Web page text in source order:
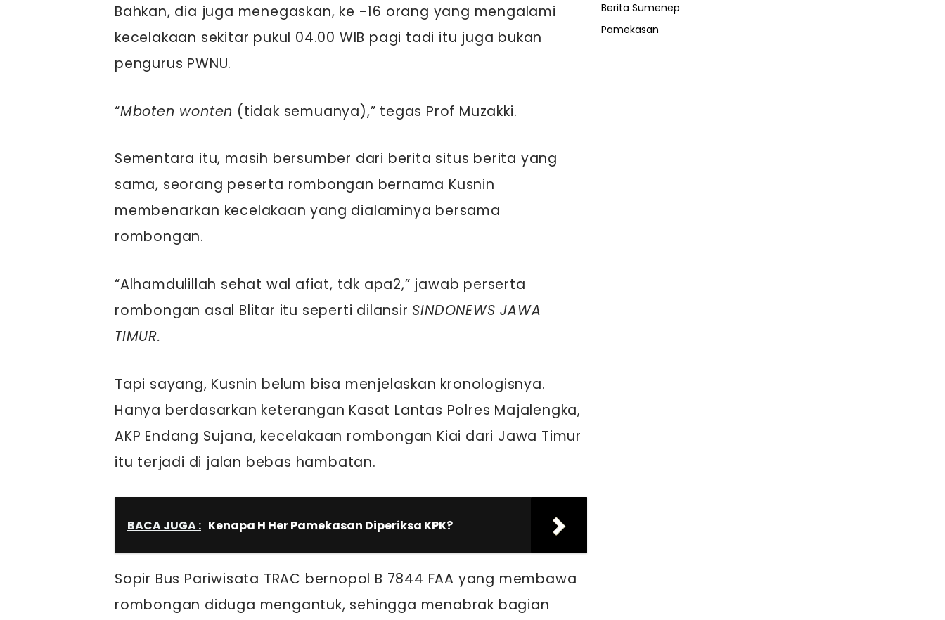
Bahkan, dia juga menegaskan, ke -16 orang yang mengalami
kecelakaan sekitar pukul 04.00 WIB pagi tadi itu juga bukan
pengurus PWNU.
“Mboten wonten (tidak semuanya),” tegas Prof Muzakki.
Sementara itu, masih bersumber dari berita situs berita yang
sama, seorang peserta rombongan bernama Kusnin
membenarkan kecelakaan yang dialaminya bersama
rombongan.
“Alhamdulillah sehat wal afiat, tdk apa2,” jawab perserta
rombongan asal Blitar itu seperti dilansir SINDONEWS JAWA
TIMUR.
Tapi sayang, Kusnin belum bisa menjelaskan kronologisnya.
Hanya berdasarkan keterangan Kasat Lantas Polres Majalengka,
AKP Endang Sujana, kecelakaan rombongan Kiai dari Jawa Timur
itu terjadi di jalan bebas hambatan.
BACA JUGA : Kenapa H Her Pamekasan Diperiksa KPK?
Sopir Bus Pariwisata TRAC bernopol B 7844 FAA yang membawa
rombongan diduga mengantuk, sehingga menabrak bagian
Berita Sumenep
Pamekasan